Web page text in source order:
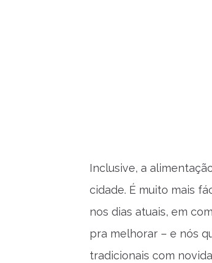
Inclusive, a
cidade. É muito mais
nos dias atuais, em
pra melhorar – e nós
tradicionais com